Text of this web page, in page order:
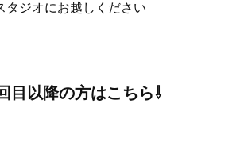
タジオにお越しください
目以降の方はこちら⇩